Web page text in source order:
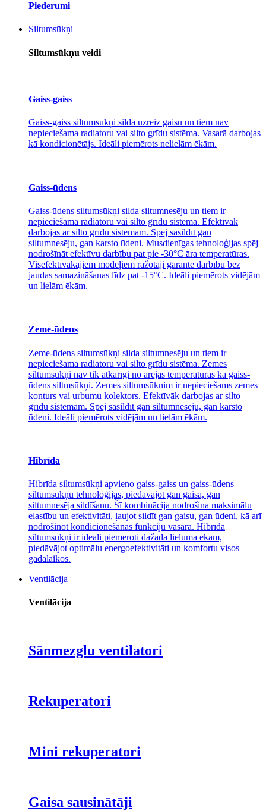
Piederumi
Siltumsūkņi
Siltumsūkņu veidi
Gaiss-gaiss
Gaiss-gaiss siltumsūkņi silda uzreiz gaisu un tiem nav
nepieciešama radiatoru vai silto grīdu sistēma. Vasarā darbojas
kā kondicionētājs. Ideāli piemērots nelielām ēkām.
Gaiss-ūdens
Gaiss-ūdens siltumsūkņi silda siltumnesēju un tiem ir
nepieciešama radiatoru vai silto grīdu sistēma. Efektīvāk
darbojas ar silto grīdu sistēmām. Spēj sasildīt gan
siltumnesēju, gan karsto ūdeni. Musdienīgas tehnoloģijas spēj
nodrošīnāt efektīvu darbību pat pie -30°C āra temperatūras.
Visefektīvākajiem modeļiem ražotāji garantē darbību bez
jaudas samazināšanas līdz pat -15°C. Ideāli piemērots vidējām
un lielām ēkām.
Zeme-ūdens
Zeme-ūdens siltumsūkņi silda siltumnesēju un tiem ir
nepieciešama radiatoru vai silto grīdu sistēma. Zemes
siltumsūkņi nav tik atkarīgi no ārejās temperatūras kā gaiss-
ūdens siltmsūkņi. Zemes siltumsūknim ir nepieciešams zemes
konturs vai urbumu kolektors. Efektīvāk darbojas ar silto
grīdu sistēmām. Spēj sasildīt gan siltumnesēju, gan karsto
ūdeni. Ideāli piemērots vidējām un lielām ēkām.
Hibrīda
Hibrīda siltumsūkņi apvieno gaiss-gaiss un gaiss-ūdens
siltumsūkņu tehnoloģijas, piedāvājot gan gaisa, gan
siltumnesēja sildīšanu. Šī kombinācija nodrošina maksimālu
elastību un efektivitāti, ļaujot sildīt gan gaisu, gan ūdeni, kā arī
nodrošinot kondicionēšanas funkciju vasarā. Hibrīda
siltumsūkņi ir ideāli piemēroti dažāda lieluma ēkām,
piedāvājot optimālu energoefektivitāti un komfortu visos
gadalaikos.
Ventilācija
Ventilācija
Sānmezglu ventilatori
Rekuperatori
Mini rekuperatori
Gaisa sausinātāji